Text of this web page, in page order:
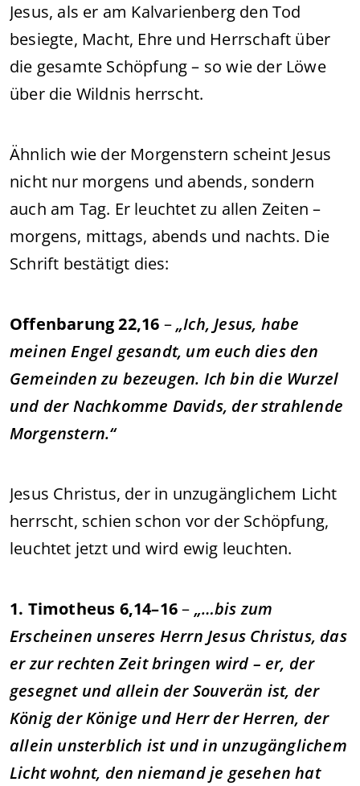
Jesus, als er am Kalvarienberg den Tod
besiegte, Macht, Ehre und Herrschaft über
die gesamte Schöpfung – so wie der Löwe
über die Wildnis herrscht.
Ähnlich wie der Morgenstern scheint Jesus
nicht nur morgens und abends, sondern
auch am Tag. Er leuchtet zu allen Zeiten –
morgens, mittags, abends und nachts. Die
Schrift bestätigt dies:
Offenbarung 22,16 –„Ich, Jesus, habe
meinen Engel gesandt, um euch dies den
Gemeinden zu bezeugen. Ich bin die Wurzel
und der Nachkomme Davids, der strahlende
Morgenstern.“
Jesus Christus, der in unzugänglichem Licht
herrscht, schien schon vor der Schöpfung,
leuchtet jetzt und wird ewig leuchten.
1. Timotheus 6,14–16– „…bis zum
Erscheinen unseres Herrn Jesus Christus, das
er zur rechten Zeit bringen wird – er, der
gesegnet und allein der Souverän ist, der
König der Könige und Herr der Herren, der
allein unsterblich ist und in unzugänglichem
Licht wohnt, den niemand je gesehen hat